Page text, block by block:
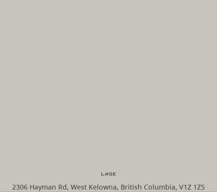
Lage
2306 Hayman Rd, West Kelowna, British Columbia, V1Z 1Z5